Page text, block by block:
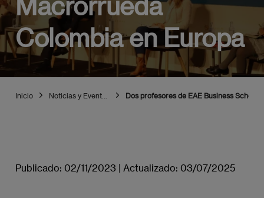
Colombia en Europa
Inicio Dos profesores de EAE Business
Publicado: 02/11/2023 | Actualizado: 03/07/2025